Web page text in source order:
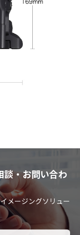
談・お問い合わ
メージングソリュー